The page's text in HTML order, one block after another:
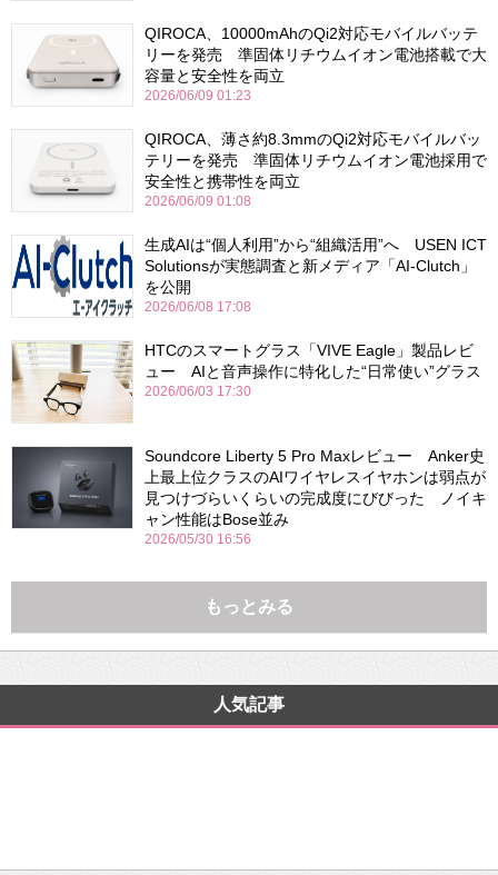
QIROCA、10000mAhのQi2対応モバイルバッテ
リーを発売 準固体リチウムイオン電池搭載で大
容量と安全性を両立
2026/06/09 01:23
QIROCA、薄さ約8.3mmのQi2対応モバイルバッ
テリーを発売 準固体リチウムイオン電池採用で
安全性と携帯性を両立
2026/06/09 01:08
生成AIは“個人利用”から“組織活用”へ USEN ICT
Solutionsが実態調査と新メディア「AI-Clutch」
を公開
2026/06/08 17:08
HTCのスマートグラス「VIVE Eagle」製品レビ
ュー AIと音声操作に特化した“日常使い”グラス
2026/06/03 17:30
Soundcore Liberty 5 Pro Maxレビュー Anker史
上最上位クラスのAIワイヤレスイヤホンは弱点が
見つけづらいくらいの完成度にびびった ノイキ
ャン性能はBose並み
2026/05/30 16:56
もっとみる
人気記事